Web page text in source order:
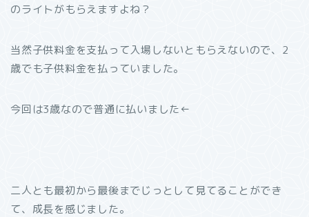
のライトがもらえますよね？
当然子供料金を支払って入場しないともらえないので、2
歳でも子供料金を払っていました。
今回は3歳なので普通に払いました←
二人とも最初から最後までじっとして見てることができ
て、成長を感じました。